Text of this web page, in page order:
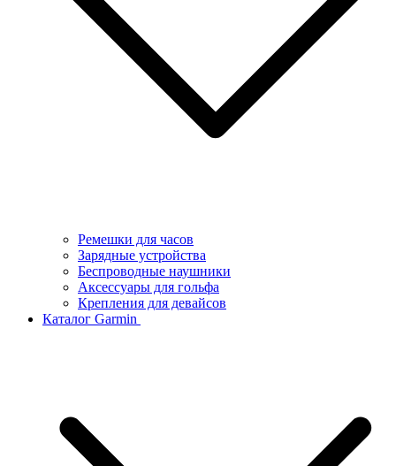
Ремешки для часов
Зарядные устройства
Беспроводные наушники
Аксессуары для гольфа
Крепления для девайсов
Каталог Garmin